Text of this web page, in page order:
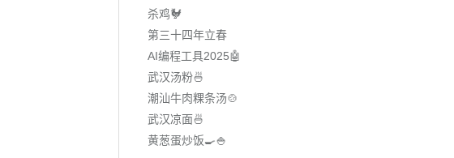
杀鸡🐓
第三十四年立春
AI编程工具2025🤖
武汉汤粉🍜
潮汕牛肉粿条汤🍲
武汉凉面🍜
黄葱蛋炒饭🍳🍚